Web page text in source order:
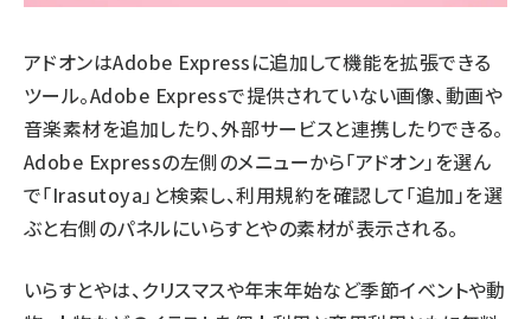
アドオンはAdobe Expressに追加して機能を拡張できる
ツール。Adobe Expressで提供されていない画像、動画や
音楽素材を追加したり、外部サービスと連携したりできる。
Adobe Expressの左側のメニューから「アドオン」を選ん
で「Irasutoya」と検索し、利用規約を確認して「追加」を選
ぶと右側のパネルにいらすとやの素材が表示される。
いらすとやは、クリスマスや年末年始など季節イベントや動